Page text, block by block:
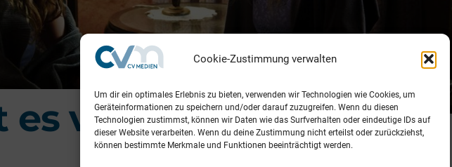
Cookie-Zustimmung verwalten
Um dir ein optimales Erlebnis zu bieten, verwenden wir Technologien wie Cookies, um
Geräteinformationen zu speichern und/oder darauf zuzugreifen. Wenn du diesen
Technologien zustimmst, können wir Daten wie das Surfverhalten oder eindeutige IDs auf
dieser Website verarbeiten. Wenn du deine Zustimmung nicht erteilst oder zurückziehst,
können bestimmte Merkmale und Funktionen beeinträchtigt werden.
es versprochen